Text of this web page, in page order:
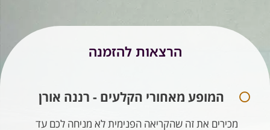
הרצאות להזמנה
המופע מאחורי הקלעים - רננה אורן
מכירים את זה שהקריאה הפנימית לא מניחה לכם עד